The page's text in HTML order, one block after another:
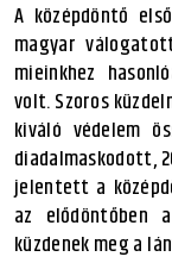
A középdöntő
magyar
mieinkhez
volt. Szoros
kiváló védelem
diadalmaskodott,
jelentett a
az elődöntőben
küzdenek meg a